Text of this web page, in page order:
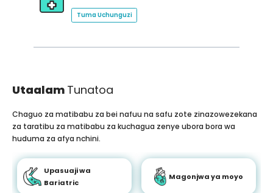
Tuma Uchunguzi
Utaalam Tunatoa
Chaguo za matibabu za bei nafuu na safu zote zinazowezekana
za taratibu za matibabu za kuchagua zenye ubora bora wa
huduma za afya nchini.
Upasuaji wa
Bariatric
Magonjwa ya moyo